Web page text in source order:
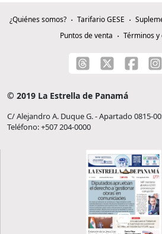
¿Quiénes somos? Tarifario GESE
Puntos de venta
Términos y
© 2019 La Estrella de Panamá
C/ Alejandro A. Duque G. - Apartado 0815-
Teléfono: +507 204-0000